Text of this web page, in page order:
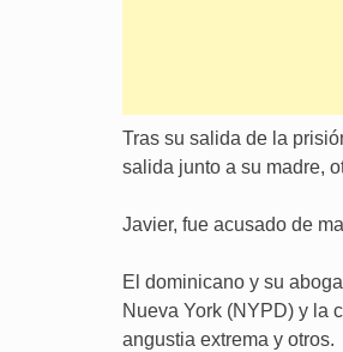
Tras su salida de la
salida junto a su madre,
Javier, fue acusado de
El dominicano y su
Nueva York (NYPD) y la
angustia extrema y otros.